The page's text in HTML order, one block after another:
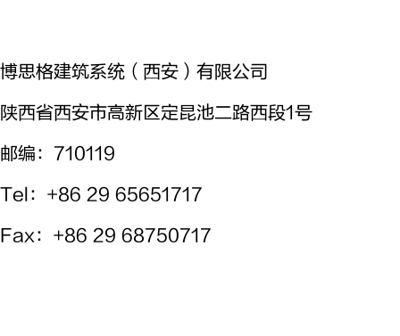
博思格建筑系统（西安）有限公司
陕西省西安市高新区定昆池二路西段1号
邮编：710119
Tel ：+86 29 65651717
Fax：+86 29 68750717